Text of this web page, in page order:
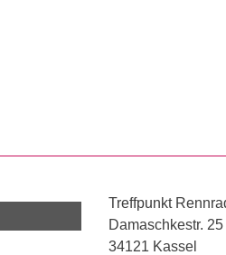
Treffpunkt
Damaschkestr. 25
34121 Kassel